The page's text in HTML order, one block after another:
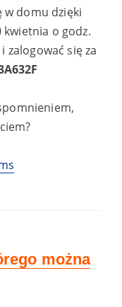
w domu dzięki
o godz.
i zalogować się za
można